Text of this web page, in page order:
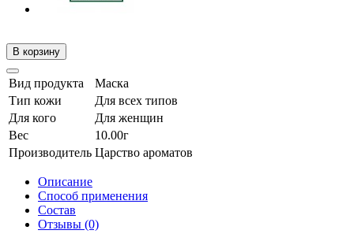
В корзину
Вид продукта
Маска
Тип кожи
Для всех типов
Для кого
Для женщин
Вес
10.00г
Производитель Царство ароматов
Описание
Способ применения
Состав
Отзывы (0)